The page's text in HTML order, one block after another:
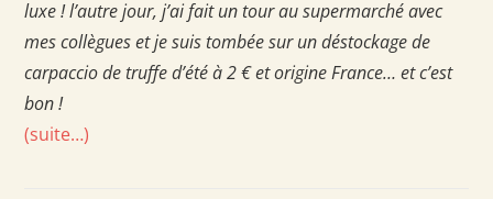
luxe ! l’autre jour, j’ai fait un tour au supermarché avec
mes collègues et je suis tombée sur un déstockage de
carpaccio de truffe d’été à 2 € et origine France… et c’est
bon !
(suite…)